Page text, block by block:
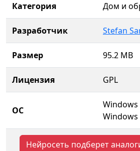
Категория Дом и
Разработчик Stefan
Размер 95.2 MB
Лицензия GPL
ОС
Windows
Windows
Нейросеть подберет